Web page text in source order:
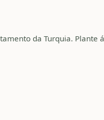
da Turquia. Plante